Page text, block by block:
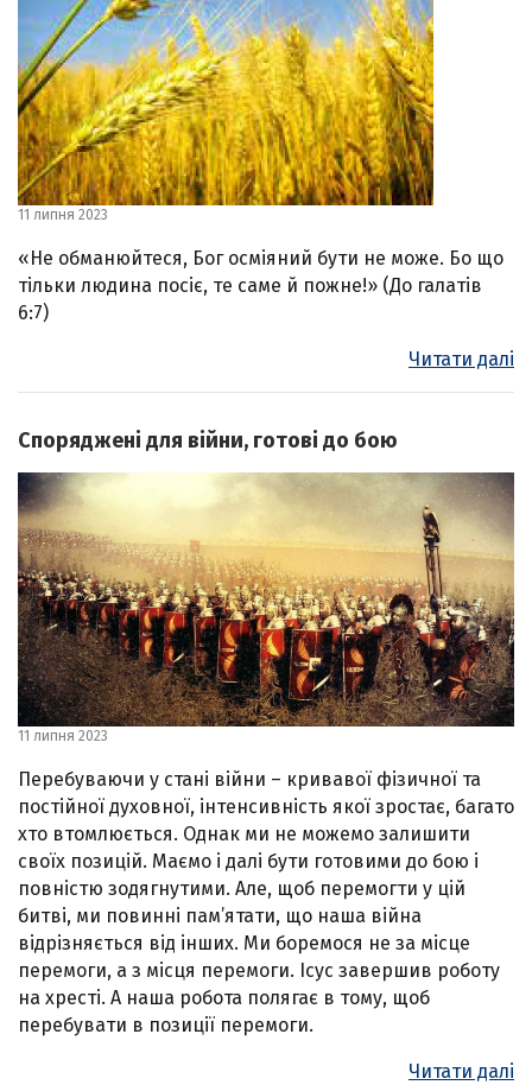
11 липня 2023
«Не обманюйтеся, Бог осміяний бути не може. Бо що
тільки людина посіє, те саме й пожне!» (До галатів
6:7)
Читати далі
Споряджені для війни, готові до бою
11 липня 2023
Перебуваючи у стані війни – кривавої фізичної та
постійної духовної, інтенсивність якої зростає, багато
хто втомлюється. Однак ми не можемо залишити
своїх позицій. Маємо і далі бути готовими до бою і
повністю зодягнутими. Але, щоб перемогти у цій
битві, ми повинні пам’ятати, що наша війна
відрізняється від інших. Ми боремося не за місце
перемоги, а з місця перемоги. Ісус завершив роботу
на хресті. А наша робота полягає в тому, щоб
перебувати в позиції перемоги.
Читати далі